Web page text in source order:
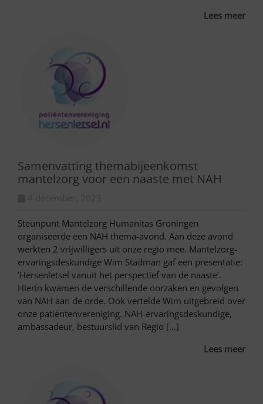
Lees meer
Samenvatting themabijeenkomst
mantelzorg voor een naaste met NAH
Steunpunt Mantelzorg Humanitas Groningen
organiseerde een NAH thema-avond. Aan deze avond
werkten 2 vrijwilligers uit onze regio mee. Mantelzorg-
ervaringsdeskundige Wim Stadman gaf een presentatie:
’Hersenletsel vanuit het perspectief van de naaste’.
Hierin kwamen de verschillende oorzaken en gevolgen
van NAH aan de orde. Ook vertelde Wim uitgebreid over
onze patiëntenvereniging. NAH-ervaringsdeskundige,
ambassadeur, bestuurslid van Regio […]
Lees meer